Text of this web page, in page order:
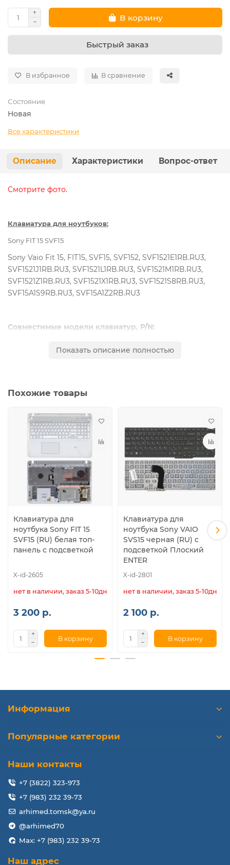
В корзину
Быстрый заказ
В избранное В сравнение
Состояние
Новая
Все характеристики
Описание Характеристики Вопрос-ответ
Смотрите фото.
Клавиатура для ноутбуков:
Sony FIT 15 SVF15
Sony Vaio Fit 15, FIT15, SVF15, SVF152, SVF1521E1RB.RU3,
SVF1521J1RB.RU3, SVF1521L1RB.RU3, SVF1521M1RB.RU3,
SVF1521Z1RB.RU3, SVF1521X1RB.RU3, SVF1521S8RB.RU3,
SVF15A1S9RB.RU3, SVF15A1Z2RB.RU3
Совместимые модели клавиатур, P/N:
AEHK97012203A, MP-12Q23SU-9201, 149240531USX,
AEHK97001203A, 9Z.NAEBQ.10R, NSK-SN1BQ,
AEHK97010103A, V141706AS1RU, D13604013414
Показать описание полностью
Похожие товары
Клавиатура для
ноутбука Sony FIT 15
SVF15 (RU) белая топ-
панель с подсветкой
X-id-2605
нет в наличии, заказ 5-10дн.
3 200 р.
В корзину
Клавиатура для
ноутбука Sony VAIO
SVS15 черная (RU) с
подсветкой Плоский
ENTER
X-id-2801
нет в наличии, заказ 5-10дн.
2 100 р.
В корзину
Информация
Популярные категории
Наши контакты
+7 (3822) 323-973
+7 (983) 232 39-73
arhimed.tomsk@ya.ru
@arhimed70
Max: +7 (983) 232 39-73
Наш адрес